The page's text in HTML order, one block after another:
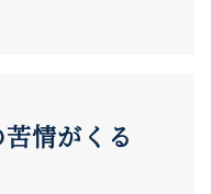
情がくる